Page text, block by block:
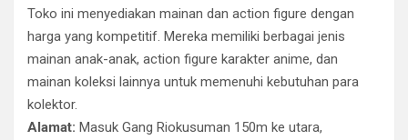
Toko ini menyediakan mainan dan action figure dengan
harga yang kompetitif. Mereka memiliki berbagai jenis
mainan anak-anak, action figure karakter anime, dan
mainan koleksi lainnya untuk memenuhi kebutuhan para
kolektor.
Alamat: Masuk Gang Riokusuman 150m ke utara,